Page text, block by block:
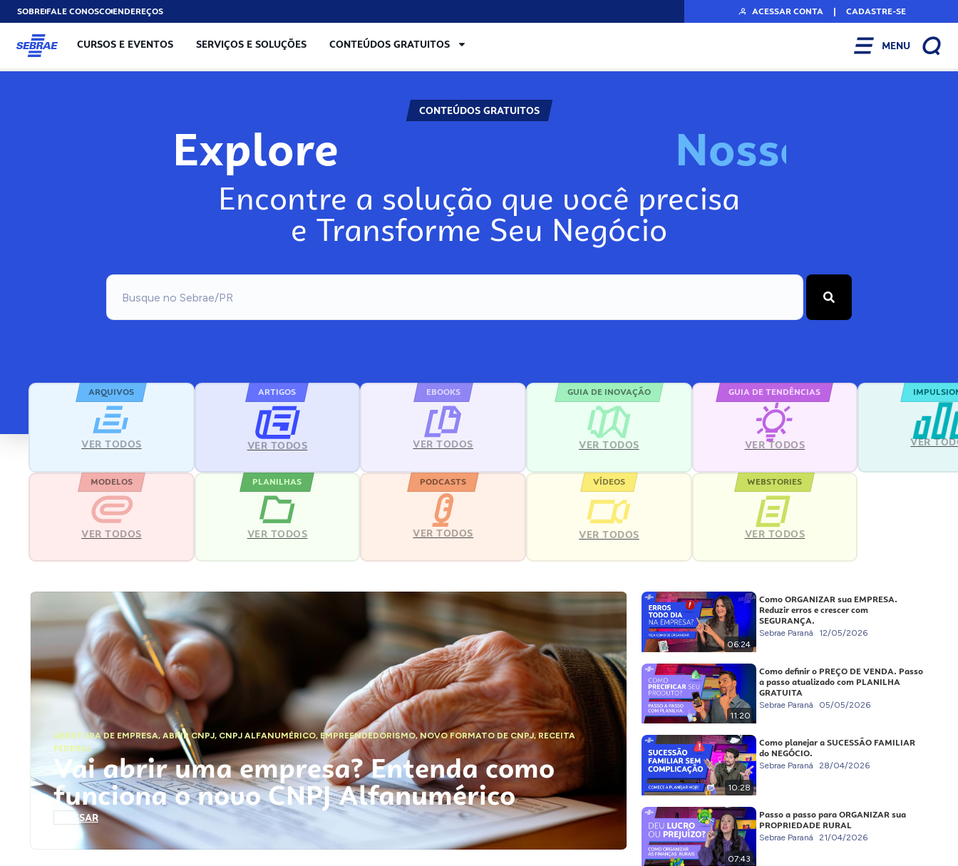
SOBREFALE CONOSCOENDEREÇOS ACESSAR CONTA | CADASTRE-SE
CURSOS E EVENTOS SERVIÇOS E SOLUÇÕES CONTEÚDOS GRATUITOS MENU
CONTEÚDOS GRATUITOS
Explore No
Encontre a solução que você precisa
e Transforme Seu Negócio
ARQUIVOS
VER TODOS
ARTIGOS
VER TODOS
EBOOKS
VER TODOS
GUIA DE INOVAÇÃO
VER TODOS
GUIA DE TENDÊNCIAS
VER TODOS VER
MODELOS
VER TODOS
PLANILHAS
VER TODOS
PODCASTS
VER TODOS
VÍDEOS
VER TODOS
WEBSTORIES
VER TODOS
ABERTURA DE EMPRESA,ABRIR CNPJ, CNPJ ALFANUMÉRICO, EMPREENDEDORISMO,NOVO FORMATO DE CNPJ,RECEITA
FEDERAL
Vai abrir uma empresa? Entenda como
funciona o novo CNPJ Alfanumérico
ACESSAR
06:24
Como ORGANIZAR sua EMPRESA.
Reduzir erros e crescer com
SEGURANÇA.
Sebrae Paraná 12/05/2026
11:20
Como definir o PREÇO DE VENDA. Passo
a passo atualizado com PLANILHA
GRATUITA
Sebrae Paraná 05/05/2026
10:28
Como planejar a SUCESSÃO FAMILIAR
do NEGÓCIO.
Sebrae Paraná 28/04/2026
07:43
Passo a passo para ORGANIZAR sua
PROPRIEDADE RURAL
Sebrae Paraná 21/04/2026